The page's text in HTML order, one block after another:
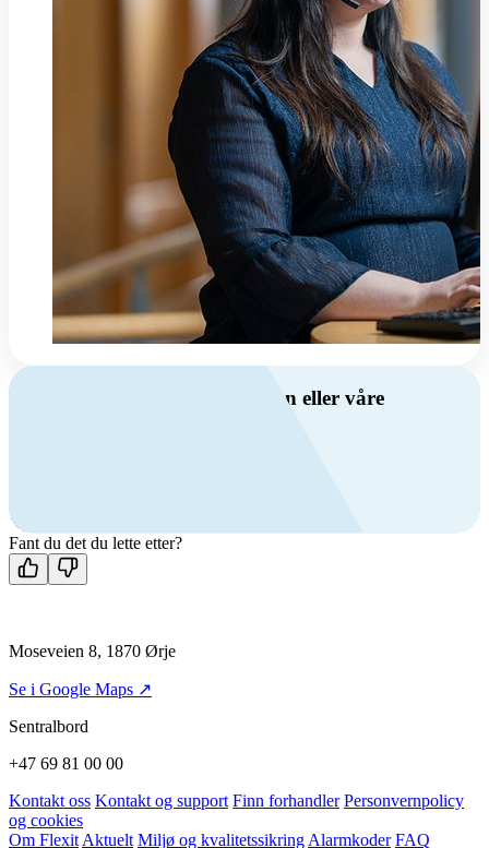
Har du spørsmål om ventilasjon eller våre
Kontakt oss
Fant du det du lette etter?
Moseveien 8, 1870 Ørje
Se i Google Maps ↗
Sentralbord
+47 69 81 00 00
Kontakt oss Kontakt og support Finn forhandler Personvernpolicy
og cookies
Om Flexit Aktuelt Miljø og kvalitetssikring Alarmkoder FAQ